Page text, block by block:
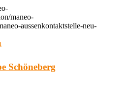
maneo-
aussenkontaktstelle-neu-
Schöneberg